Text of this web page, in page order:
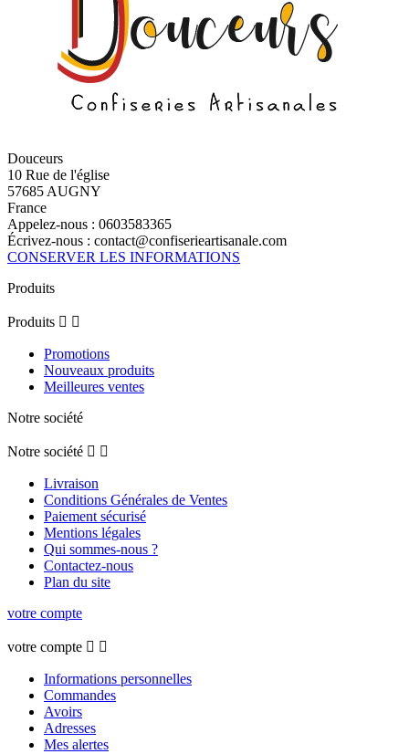
Douceurs
10 Rue de l'église
57685 AUGNY
France
Appelez-nous : 0603583365
Écrivez-nous : contact@confiserieartisanale.com
CONSERVER LES INFORMATIONS
Produits
Produits  
Promotions
Nouveaux produits
Meilleures ventes
Notre société
Notre société  
Livraison
Conditions Générales de Ventes
Paiement sécurisé
Mentions légales
Qui sommes-nous ?
Contactez-nous
Plan du site
votre compte
votre compte  
Informations personnelles
Commandes
Avoirs
Adresses
Mes alertes